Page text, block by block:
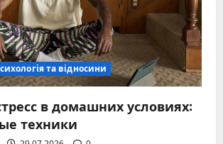
та відносини
в домашних условиях:
техники